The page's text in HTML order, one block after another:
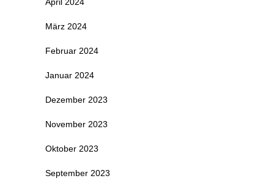
April 2024
März 2024
Februar 2024
Januar 2024
Dezember 2023
November 2023
Oktober 2023
September 2023